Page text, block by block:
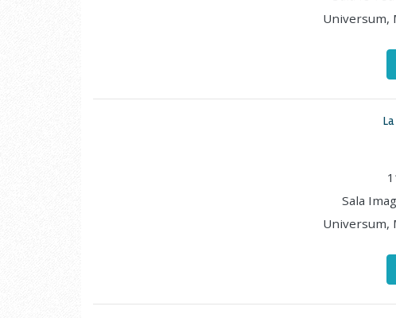
Universum,
Sala
Universum,